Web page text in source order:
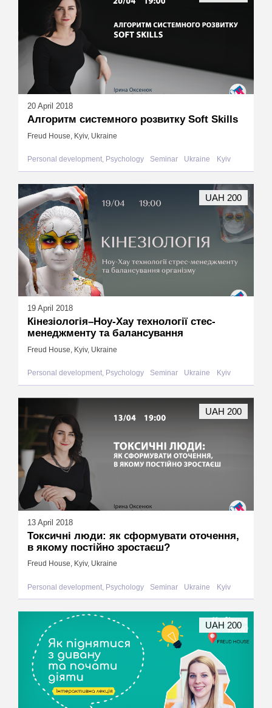
20 April 2018
Алгоритм системного розвитку Soft Skills
Freud House, Kyiv, Ukraine
Personal development, Psychology Seminar Ukraine Kyiv
19 April 2018
Кінезіологія–Ноу-Хау технології стес-
менеджменту та балансування
Freud House, Kyiv, Ukraine
Personal development, Psychology Seminar Ukraine Kyiv
UAH 200
13 April 2018
Токсичні люди: як сформувати оточення,
в якому постійно зростаєш?
Freud House, Kyiv, Ukraine
Personal development, Psychology Seminar Ukraine Kyiv
UAH 200
UAH 200